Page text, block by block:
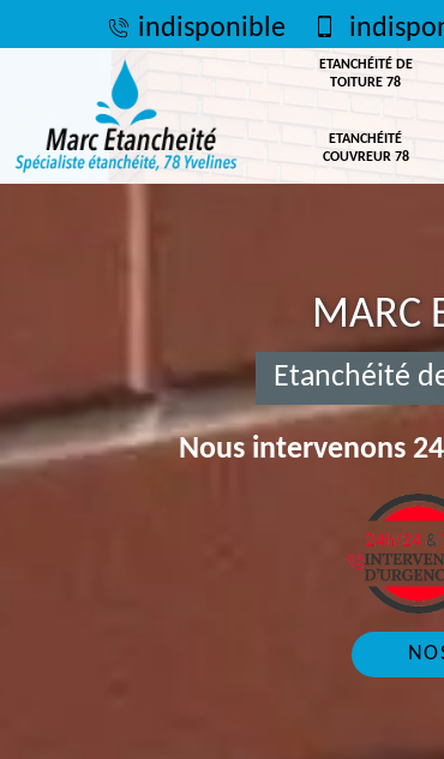
indisponible
ETANCHÉITÉ DE
TOITURE 78
ETANCHÉITÉ
COUVREUR 78
MARC
Etanchéité
Nous intervenons